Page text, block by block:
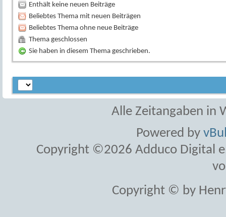
Enthält keine neuen Beiträge
Beliebtes Thema mit neuen Beiträgen
Beliebtes Thema ohne neue Beiträge
Thema geschlossen
Sie haben in diesem Thema geschrieben.
Alle Zeitangaben in
Powered by
Copyright ©2026 Adduco Digital
Copyright © by